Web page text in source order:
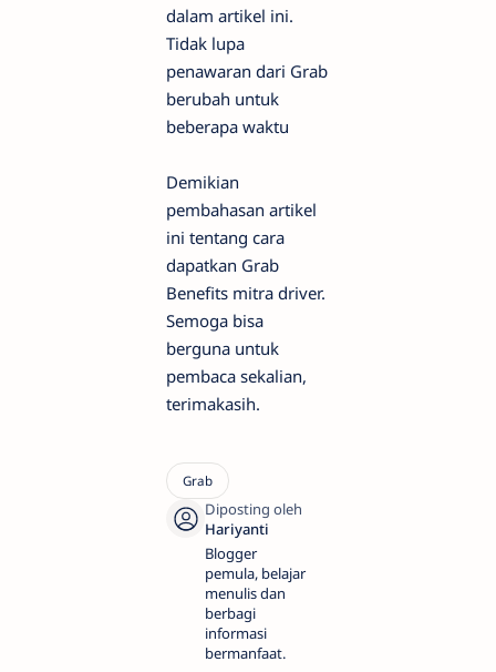
dalam artikel ini.
Tidak lupa
penawaran dari Grab
berubah untuk
beberapa waktu
Demikian
pembahasan artikel
ini tentang cara
dapatkan Grab
Benefits mitra driver.
Semoga bisa
berguna untuk
pembaca sekalian,
terimakasih.
Blogger
pemula, belajar
menulis dan
berbagi
informasi
bermanfaat.